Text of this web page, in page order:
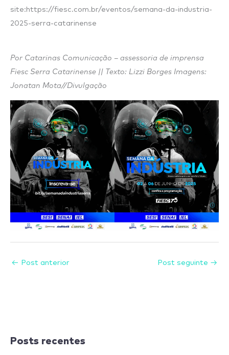
site:https://fiesc.com.br/eventos/semana-da-industria-
2025-serra-catarinense
Por Catarinas Comunicação – assessoria de imprensa
Fiesc Serra Catarinense || Texto: Lizzi Borges Imagens:
Jonatan Mota//Divulgação
← Post anterior Post seguinte →
Posts recentes